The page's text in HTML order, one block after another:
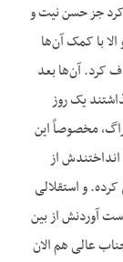
جز حسن نیت و
با کمک آن‌ها
کرد. آن‌ها بعد
یک روز
مخصوصاً این
از
و استقلالی
آوردنش از بین
عالی هم الان